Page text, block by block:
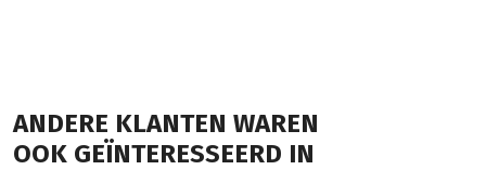
ANDERE KLANTEN WAREN
OOK GEÏNTERESSEERD IN